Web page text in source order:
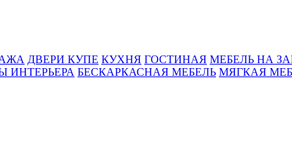
ДВЕРИ КУПЕ КУХНЯ ГОСТИНАЯ МЕБЕЛЬ НА
ИНТЕРЬЕРА БЕСКАРКАСНАЯ МЕБЕЛЬ МЯГКАЯ